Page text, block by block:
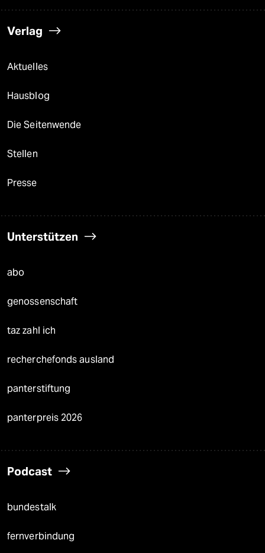
Verlag
Aktuelles
Hausblog
Die Seitenwende
Stellen
Presse
Unterstützen
abo
genossenschaft
taz zahl ich
recherchefonds ausland
panterstiftung
panterpreis 2026
Podcast
bundestalk
fernverbindung